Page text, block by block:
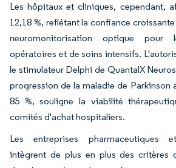
Les hôpitaux et cliniques, cependant,
12,18 %, reflétant la confiance
neuromonitorisation optique pour
opératoires et de soins intensifs.
le stimulateur Delphi de QuantalX
progression de la maladie de Parkinson
85 %, souligne la viabilité
comités d'achat hospitaliers.
Les entreprises pharmaceutiques
intègrent de plus en plus des critères